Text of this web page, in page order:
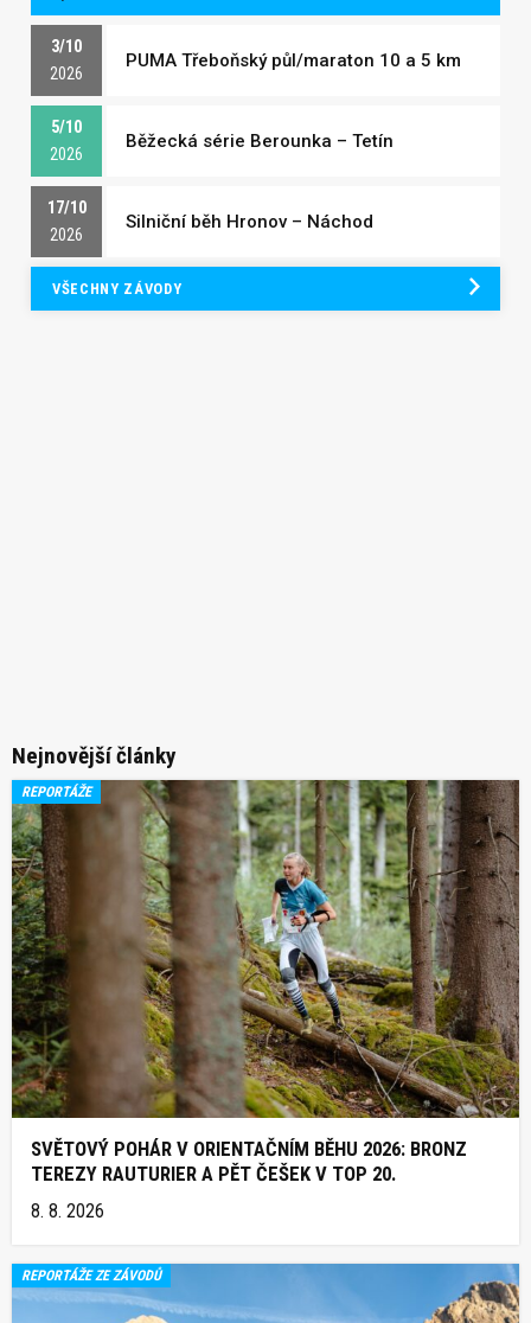
3/10
2026
PUMA Třeboňský půl/maraton 10 a 5 km
5/10
2026
Běžecká série Berounka – Tetín
17/10
2026
Silniční běh Hronov – Náchod
VŠECHNY ZÁVODY
Nejnovější články
REPORTÁŽE
SVĚTOVÝ POHÁR V ORIENTAČNÍM BĚHU 2026: BRONZ
TEREZY RAUTURIER A PĚT ČEŠEK V TOP 20.
8. 8. 2026
REPORTÁŽE ZE ZÁVODŮ